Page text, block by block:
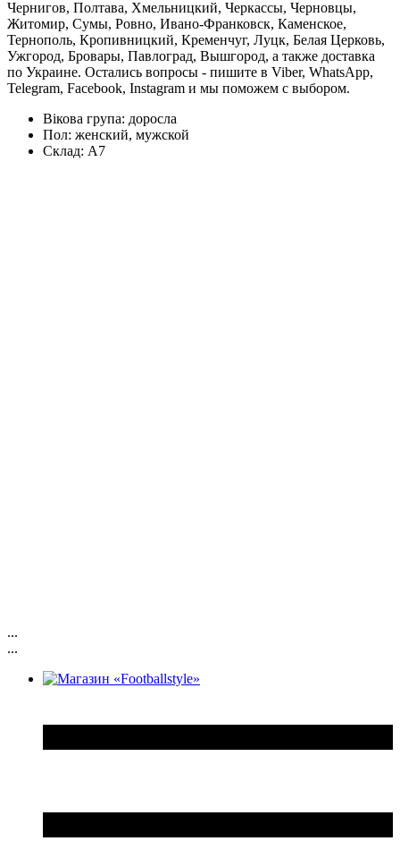
Чернигов, Полтава, Хмельницкий, Черкассы, Черновцы,
Житомир, Сумы, Ровно, Ивано-Франковск, Каменское,
Тернополь, Кропивницкий, Кременчуг, Луцк, Белая Церковь,
Ужгород, Бровары, Павлоград, Вышгород, а также доставка
по Украине. Остались вопросы - пишите в Viber, WhatsApp,
Telegram, Facebook, Instagram и мы поможем с выбором.
Вікова група: доросла
Пол: женский, мужской
Склад: А7
...
...